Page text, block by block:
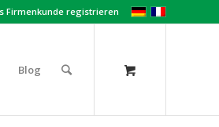
Firmenkunde registrieren
Blog